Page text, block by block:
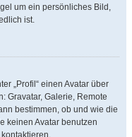
um ein persönliches Bild,
ist.
„Profil“ einen Avatar über
Gravatar, Galerie, Remote
bestimmen, ob und wie die
keinen Avatar benutzen